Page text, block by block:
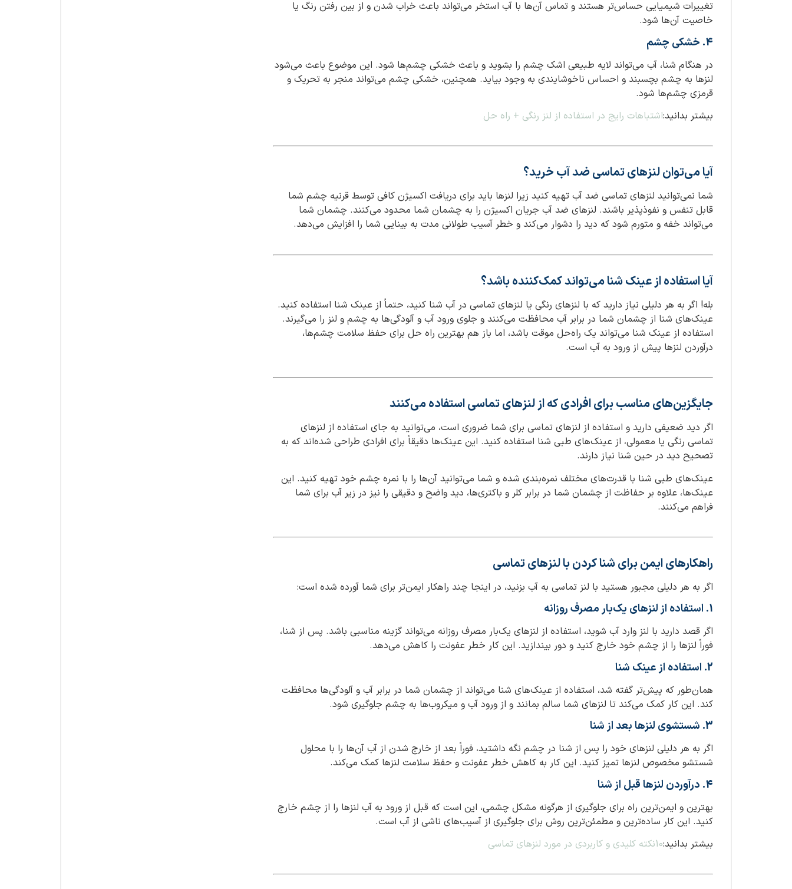
تغییرات شیمیایی حساس‌تر هستند و تماس آن‌ها با آب استخر می‌تواند باعث خراب شدن و از بین رفتن رنگ یا
خاصیت آن‌ها شود.
4. خشکی چشم
در هنگام شنا، آب می‌تواند لایه طبیعی اشک چشم را بشوید و باعث خشکی چشم‌ها شود. این موضوع باعث می‌شود
لنزها به چشم بچسبند و احساس ناخوشایندی به وجود بیاید. همچنین، خشکی چشم می‌تواند منجر به تحریک و
قرمزی چشم‌ها شود.
بیشتر بدانید:اشتباهات رایج در استفاده از لنز رنگی + راه حل
آیا می‌توان لنزهای تماسی ضد آب خرید؟
شما نمی‌توانید لنزهای تماسی ضد آب تهیه کنید زیرا لنزها باید برای دریافت اکسیژن کافی توسط قرنیه چشم شما
قابل تنفس و نفوذپذیر باشند. لنزهای ضد آب جریان اکسیژن را به چشمان شما محدود می‌کنند. چشمان شما
می‌تواند خفه و متورم شود که دید را دشوار می‌کند و خطر آسیب طولانی مدت به بینایی شما را افزایش می‌دهد.
آیا استفاده از عینک شنا می‌تواند کمک‌کننده باشد؟
بله! اگر به هر دلیلی نیاز دارید که با لنزهای رنگی یا لنزهای تماسی در آب شنا کنید، حتماً از عینک شنا استفاده کنید.
عینک‌های شنا از چشمان شما در برابر آب محافظت می‌کنند و جلوی ورود آب و آلودگی‌ها به چشم و لنز را می‌گیرند.
استفاده از عینک شنا می‌تواند یک راه‌حل موقت باشد، اما باز هم بهترین راه حل برای حفظ سلامت چشم‌ها،
درآوردن لنزها پیش از ورود به آب است.
جایگزین‌های مناسب برای افرادی که از لنزهای تماسی استفاده می‌کنند
اگر دید ضعیفی دارید و استفاده از لنزهای تماسی برای شما ضروری است، می‌توانید به جای استفاده از لنزهای
تماسی رنگی یا معمولی، از عینک‌های طبی شنا استفاده کنید. این عینک‌ها دقیقاً برای افرادی طراحی شده‌اند که به
تصحیح دید در حین شنا نیاز دارند.
عینک‌های طبی شنا با قدرت‌های مختلف نمره‌بندی شده و شما می‌توانید آن‌ها را با نمره چشم خود تهیه کنید. این
عینک‌ها، علاوه بر حفاظت از چشمان شما در برابر کلر و باکتری‌ها، دید واضح و دقیقی را نیز در زیر آب برای شما
فراهم می‌کنند.
راهکارهای ایمن برای شنا کردن با لنزهای تماسی
اگر به هر دلیلی مجبور هستید با لنز تماسی به آب بزنید، در اینجا چند راهکار ایمن‌تر برای شما آورده شده است:
1. استفاده از لنزهای یک‌بار مصرف روزانه
اگر قصد دارید با لنز وارد آب شوید، استفاده از لنزهای یک‌بار مصرف روزانه می‌تواند گزینه مناسبی باشد. پس از شنا،
فوراً لنزها را از چشم خود خارج کنید و دور بیندازید. این کار خطر عفونت را کاهش می‌دهد.
2. استفاده از عینک شنا
همان‌طور که پیش‌تر گفته شد، استفاده از عینک‌های شنا می‌تواند از چشمان شما در برابر آب و آلودگی‌ها محافظت
کند. این کار کمک می‌کند تا لنزهای شما سالم بمانند و از ورود آب و میکروب‌ها به چشم جلوگیری شود.
3. شستشوی لنزها بعد از شنا
اگر به هر دلیلی لنزهای خود را پس از شنا در چشم نگه داشتید، فوراً بعد از خارج شدن از آب آن‌ها را با محلول
شستشو مخصوص لنزها تمیز کنید. این کار به کاهش خطر عفونت و حفظ سلامت لنزها کمک می‌کند.
4. درآوردن لنزها قبل از شنا
بهترین و ایمن‌ترین راه برای جلوگیری از هرگونه مشکل چشمی، این است که قبل از ورود به آب لنزها را از چشم خارج
کنید. این کار ساده‌ترین و مطمئن‌ترین روش برای جلوگیری از آسیب‌های ناشی از آب است.
بیشتر بدانید:10نکته کلیدی و کاربردی در مورد لنزهای تماسی